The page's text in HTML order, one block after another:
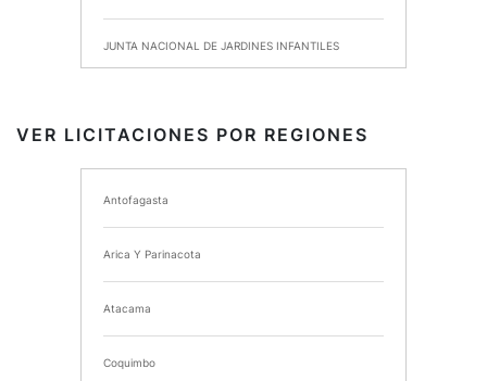
JUNTA NACIONAL DE JARDINES INFANTILES
I MUNICIPALIDAD DE CHIMBARONGO
INSTITUTO NACIONAL DE DEPORTES DE CHILE
SERVICIO DE SALUD DEL MAULE HOSPITAL DE
TALCA
VER LICITACIONES POR REGIONES
Antofagasta
Arica Y Parinacota
Atacama
Coquimbo